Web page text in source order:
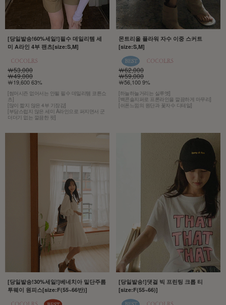
[당일발송!60%세일!]필수 데일리템 세
미 A라인 4부 팬츠[size:S,M]
￦53,000
￦49,000
￦19,600 63%
[썸머시즌 없어서는 안될 필수 데일리템 코튼쇼
츠]
[많이 짧지 않은 4부 기장감]
[부담스럽지 않은 세미 A라인으로 퍼지면서 군
더더기 없는 깔끔한 핏]
몬트리올 플라워 자수 이중 스커트
[size:S,M]
￦62,000
￦59,000
￦56,100 9%
[하늘하늘거리는 실루엣]
[백콘솔지퍼로 프론라인을 깔끔하게 마무리]
[쉬폰느낌의 원단과 꽃자수 디테일]
[당일발송!30%세일!]베네치아 밑단주름
투웨이 원피스[size:F(55~66반)]
[당일발송!]댓걸 빅 프린팅 크롭 티
[size:F(55~66)]